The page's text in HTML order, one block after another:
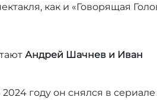
как и «Говорящая
Андрей Шачнев и Иван
году он снялся в сериале